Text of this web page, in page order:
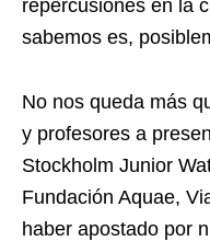
repercusiones en la
sabemos es,
No nos queda más
y profesores a
Stockholm Junior
Fundación Aquae,
haber apostado por